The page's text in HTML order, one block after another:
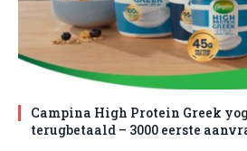
Campina High Protein Greek
terugbetaald – 3000 eerste